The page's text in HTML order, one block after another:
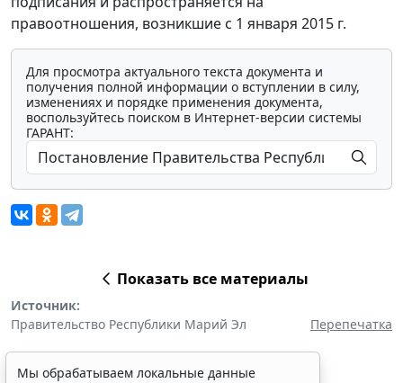
правоотношения, возникшие с 1 января 2015 г.
Для просмотра актуального текста документа и
получения полной информации о вступлении в силу,
изменениях и порядке применения документа,
воспользуйтесь поиском в Интернет-версии системы
ГАРАНТ:
Показать все материалы
Источник:
Правительство Республики Марий Эл
Перепечатка
Мы обрабатываем локальные данные